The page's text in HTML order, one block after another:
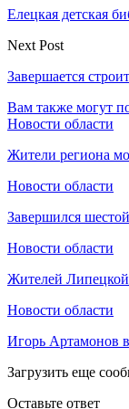
Елецкая детская
Next Post
Завершается
Вам также могут
Новости области
Жители региона
Новости области
Завершился
Новости области
Жителей
Новости области
Игорь Артамонов
Загрузить еще
Оставьте ответ